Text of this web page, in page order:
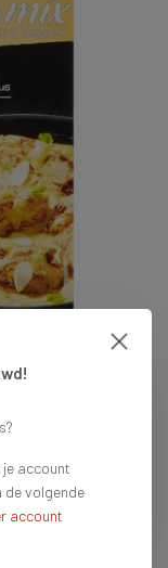
verzonden
account
de volgende
account